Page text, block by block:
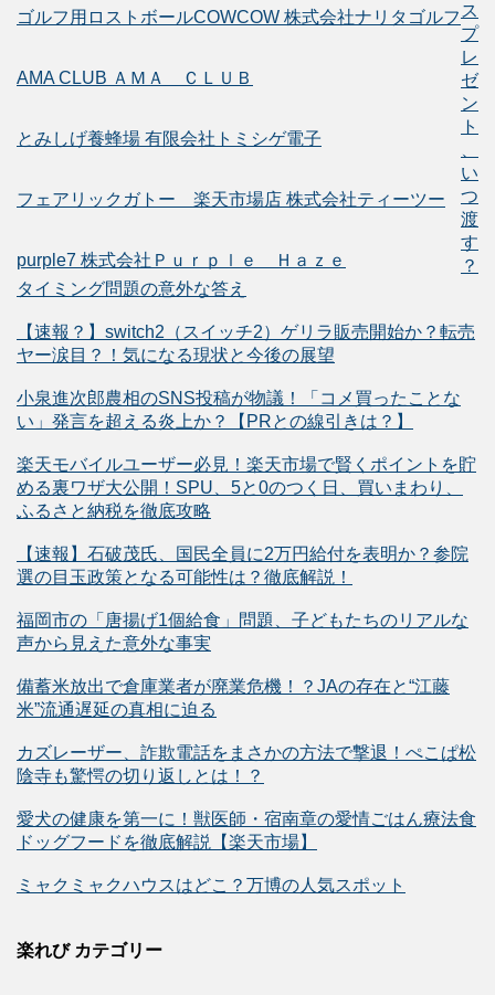
ゴルフ用ロストボールCOWCOW 株式会社ナリタゴルフ
AMA CLUB ＡＭＡ ＣＬＵＢ
とみしげ養蜂場 有限会社トミシゲ電子
フェアリックガトー 楽天市場店 株式会社ティーツー
purple7 株式会社Ｐｕｒｐｌｅ Ｈａｚｅ
ス
プ
レ
ゼ
ン
ト
い
つ
渡
す
？
タイミング問題の意外な答え
【速報？】switch2（スイッチ2）ゲリラ販売開始か？転売
ヤー涙目？！気になる現状と今後の展望
小泉進次郎農相のSNS投稿が物議！「コメ買ったことな
い」発言を超える炎上か？【PRとの線引きは？】
楽天モバイルユーザー必見！楽天市場で賢くポイントを貯
める裏ワザ大公開！SPU、5と0のつく日、買いまわり、
ふるさと納税を徹底攻略
【速報】石破茂氏、国民全員に2万円給付を表明か？参院
選の目玉政策となる可能性は？徹底解説！
福岡市の「唐揚げ1個給食」問題、子どもたちのリアルな
声から見えた意外な事実
備蓄米放出で倉庫業者が廃業危機！？JAの存在と“江藤
米”流通遅延の真相に迫る
カズレーザー、詐欺電話をまさかの方法で撃退！ぺこぱ松
陰寺も驚愕の切り返しとは！？
愛犬の健康を第一に！獣医師・宿南章の愛情ごはん療法食
ドッグフードを徹底解説【楽天市場】
ミャクミャクハウスはどこ？万博の人気スポット
楽れび カテゴリー